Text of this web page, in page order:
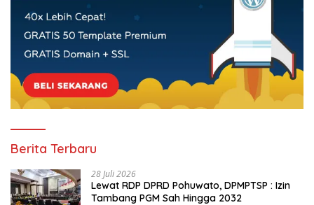
Berita Terbaru
28 Juli 2026
Lewat RDP DPRD Pohuwato, DPMPTSP : Izin
Tambang PGM Sah Hingga 2032